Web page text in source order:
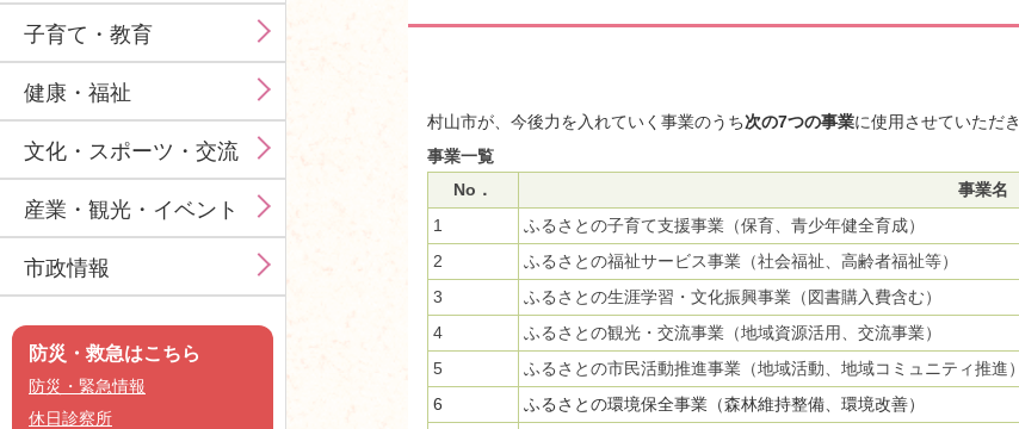
子育て・教育
健康・福祉
文化・スポーツ・交流
産業・観光・イベント
市政情報
防災・救急はこちら
防災・緊急情報
休日診察所
村山市が、今後力を入れていく事業のうち次の7つの事業に使用させていただ
事業一覧
No．
事業名
1
ふるさとの子育て支援事業（保育、青少年健全育成）
2
ふるさとの福祉サービス事業（社会福祉、高齢者福祉等）
3
ふるさとの生涯学習・文化振興事業（図書購入費含む）
4
ふるさとの観光・交流事業（地域資源活用、交流事業）
5
ふるさとの市民活動推進事業（地域活動、地域コミュニティ推進）
6
ふるさとの環境保全事業（森林維持整備、環境改善）